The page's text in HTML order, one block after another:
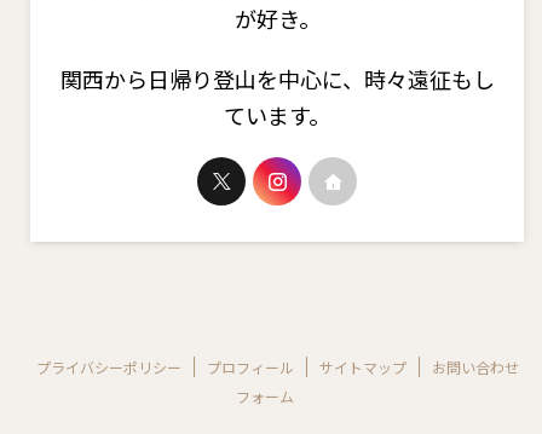
が好き。
関西から日帰り登山を中心に、時々遠征もし
ています。
プライバシーポリシー プロフィール サイトマップ
お問い合わせ
フォーム